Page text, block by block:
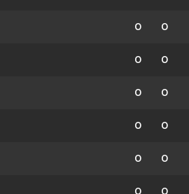
0 0
0 0
0 0
0 0
0 0
0 0